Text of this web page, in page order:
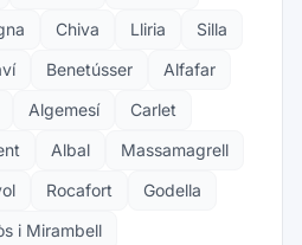
Chiva Lliria
Silla
Benetússer
Alfafar
Algemesí
Carlet
Albal
Massamagrell
Rocafort
Godella
i Mirambell